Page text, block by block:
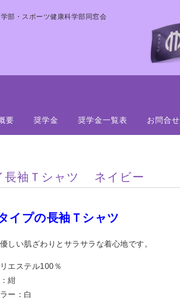
部・スポーツ健康科学部同窓会
要 奨学金 奨学金一覧表 お問合せ
長袖Ｔシャツ ネイビー
イプの長袖Ｔシャツ
しい肌ざわりとサラサラな着心地です。
ステル100％
紺
ー：白